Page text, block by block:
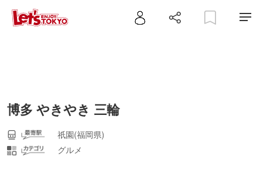
博多 やきやき 三輪
祇園(福岡県)
グルメ